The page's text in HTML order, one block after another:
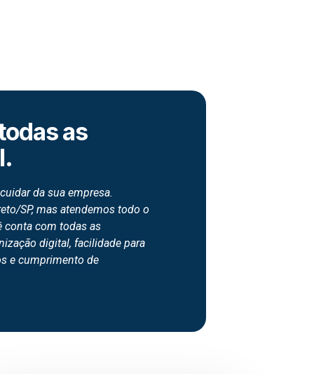
as
da sua empresa.
SP, mas atendemos todo o
conta com todas as
digital, facilidade para
e cumprimento de